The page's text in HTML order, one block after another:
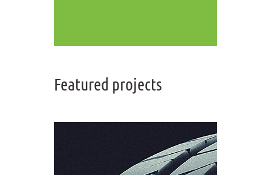
Featured projects